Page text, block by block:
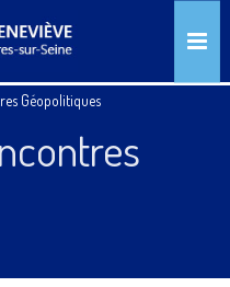
Géopolitiques